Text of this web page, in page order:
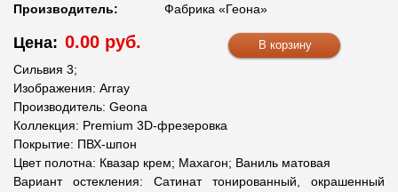
Производитель: Фабрика «Геона»
Цена: 0.00 руб.
Сильвия 3;
Изображения: Array
Производитель: Geona
Коллекция: Premium 3D-фрезеровка
Покрытие: ПВХ-шпон
Цвет полотна: Квазар крем; Махагон; Ваниль матовая
Вариант остекления: Сатинат тонированный, окрашенный